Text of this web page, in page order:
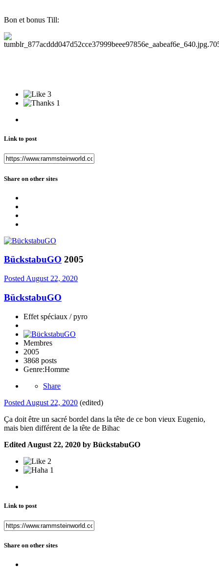
Bon et bonus Till:
3
1
Link to post
Share on other sites
BückstabuGO 2005
Posted August 22, 2020
BückstabuGO
Effet spéciaux / pyro
Membres
2005
3868 posts
Genre:Homme
Share
Posted August 22, 2020 (edited)
Ça doit être un sacré bordel dans la tête de ce bon vieux Eugenio,
mais bien différent de la tête de Bihac
Edited August 22, 2020 by BückstabuGO
2
1
Link to post
Share on other sites